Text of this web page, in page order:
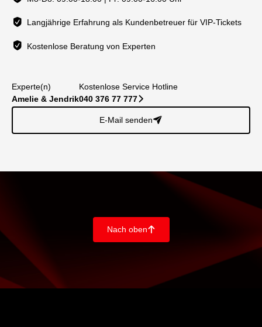
Langjährige Erfahrung als Kundenbetreuer für VIP-Tickets
Kostenlose Beratung von Experten
Experte(n)
Amelie & Jendrik
Kostenlose Service Hotline
040 376 77 777􀆊
E-Mail senden􀈠
Nach oben􀄨